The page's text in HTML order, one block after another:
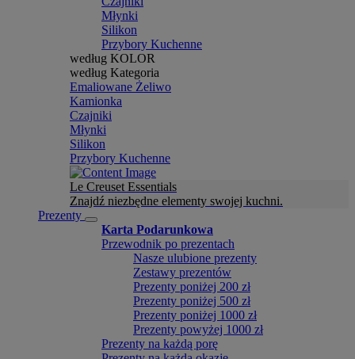
Młynki
Silikon
Przybory Kuchenne
według KOLOR
według Kategoria
Emaliowane Żeliwo
Kamionka
Czajniki
Młynki
Silikon
Przybory Kuchenne
Le Creuset Essentials
Znajdź niezbędne elementy swojej kuchni.
Prezenty
Karta Podarunkowa
Przewodnik po prezentach
Nasze ulubione prezenty
Zestawy prezentów
Prezenty poniżej 200 zł
Prezenty poniżej 500 zł
Prezenty poniżej 1000 zł
Prezenty powyżej 1000 zł
Prezenty na każdą porę